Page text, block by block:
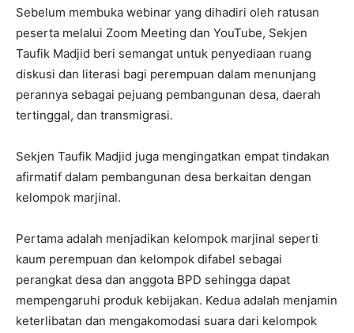
Sebelum membuka webinar yang dihadiri oleh ratusan
peserta melalui Zoom Meeting dan YouTube, Sekjen
Taufik Madjid beri semangat untuk penyediaan ruang
diskusi dan literasi bagi perempuan dalam menunjang
perannya sebagai pejuang pembangunan desa, daerah
tertinggal, dan transmigrasi.
Sekjen Taufik Madjid juga mengingatkan empat tindakan
afirmatif dalam pembangunan desa berkaitan dengan
kelompok marjinal.
Pertama adalah menjadikan kelompok marjinal seperti
kaum perempuan dan kelompok difabel sebagai
perangkat desa dan anggota BPD sehingga dapat
mempengaruhi produk kebijakan. Kedua adalah menjamin
keterlibatan dan mengakomodasi suara dari kelompok